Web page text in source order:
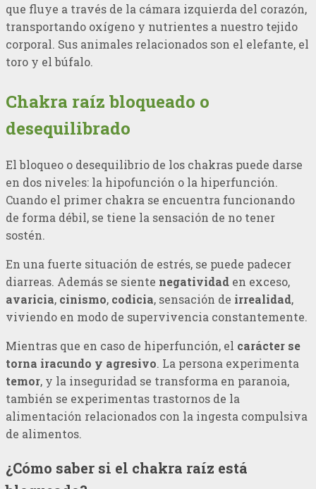
que fluye a través de la cámara izquierda del corazón,
transportando oxígeno y nutrientes a nuestro tejido
corporal. Sus animales relacionados son el elefante, el
toro y el búfalo.
Chakra raíz bloqueado o
desequilibrado
El bloqueo o desequilibrio de los chakras puede darse
en dos niveles: la hipofunción o la hiperfunción.
Cuando el primer chakra se encuentra funcionando
de forma débil, se tiene la sensación de no tener
sostén.
En una fuerte situación de estrés, se puede padecer
diarreas. Además se siente negatividad en exceso,
avaricia, cinismo, codicia, sensación de irrealidad,
viviendo en modo de supervivencia constantemente.
Mientras que en caso de hiperfunción, el carácter se
torna iracundo y agresivo. La persona experimenta
temor, y la inseguridad se transforma en paranoia,
también se experimentas trastornos de la
alimentación relacionados con la ingesta compulsiva
de alimentos.
¿Cómo saber si el chakra raíz está